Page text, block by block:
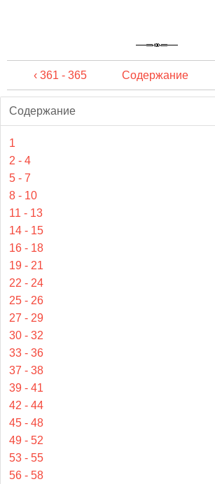
‹ 361 - 365 Содержание
Содержание
1
2 - 4
5 - 7
8 - 10
11 - 13
14 - 15
16 - 18
19 - 21
22 - 24
25 - 26
27 - 29
30 - 32
33 - 36
37 - 38
39 - 41
42 - 44
45 - 48
49 - 52
53 - 55
56 - 58